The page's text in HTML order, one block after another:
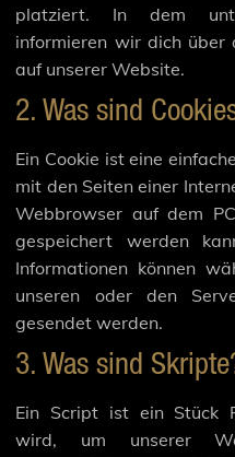
platziert. In dem
informieren wir dich über
auf unserer Website.
2. Was sind
Ein Cookie ist eine
mit den Seiten einer
Webbrowser auf dem
gespeichert werden
Informationen können
unseren oder den
gesendet werden.
3. Was sind
Ein Script ist ein Stück
wird, um unserer